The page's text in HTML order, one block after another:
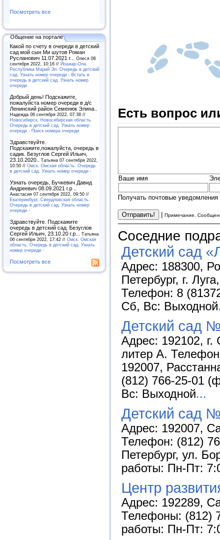
Посмотреть все
Общение на портале
Какой по счету в очереди в детский
сад мой сын Ми шутов Роман
Русланович 11.07.2021 г... Олеся 08
сентября 2022, 10:16 // Йошкар-Ола.
Республика Марий Эл. Очередь в детский
сад. Узнать номер очереди - Встать в
очередь в детский сад. Узнать номер
очереди
Добрый день! Подскажите,
пожалуйста номер очереди в д/с
Ленинский район Семенюк Элина..
Надежда 08 сентября 2022, 07:38 //
Новосибирск. Новосибирская область.
Очередь в детский сад. Узнать номер
очереди - Поиск номера очереди
Здравствуйте.
Подскажите,пожалуйста, очередь в
садик. Безуглов Сергей Ильич,
23.10.2020.. Татьяна 07 сентября 2022,
10:50 // Омск. Омская область. Очередь
в детский сад. Узнать номер очереди -
Узнать очередь, Бучкевич Давид
Андреевич 08.09.2021 г.р ..
Анастасия 07 сентября 2022, 09:50 //
Екатеринбург. Свердловская область.
Очередь в детский сад. Узнать номер
очереди -
Здравствуйте. Подскажите
очередь в детский сад. Безуглов
Сергей Ильич, 23.10.20 г.р... Татьяна
06 сентября 2022, 17:42 // Омск. Омская
область. Очередь в детский сад. Узнать
номер очереди -
Посмотреть все
Есть вопрос
Ваше имя
Получать почтовые
Примечание.
Соседние
Детский сад
Адрес: 188300,
Петербург, г.
Телефон: 8
Сб, Вс: Выходной
Детский сад
Адрес: 192102, г.
литер А.
192007,
(812) 766-25-01
Вс: Выходной...
Детский сад
Адрес: 192007,
Телефон: (812)
Петербург, ул.
работы: Пн-Пт:
Центр
Адрес: 192289,
Телефоны: (812)
работы: Пн-Пт: